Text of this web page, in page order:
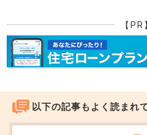
【PR
以下の記事もよく読まれ